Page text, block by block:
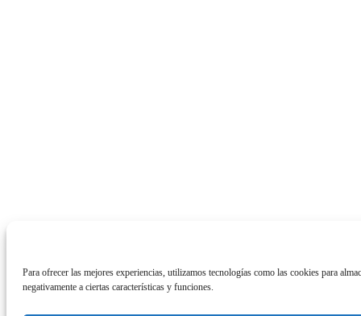
Para ofrecer las mejores experiencias, utilizamos tecnologías como las cookies para
negativamente a ciertas características y funciones.